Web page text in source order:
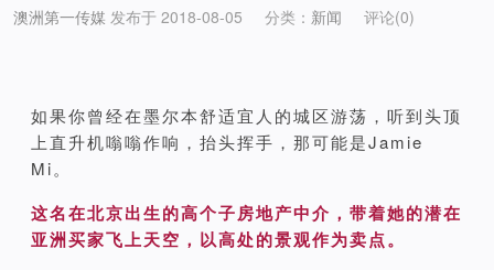
澳洲第一传媒 发布于 2018-08-05 分类： 新闻 评论(0)
如果你曾经在墨尔本舒适宜人的城区游荡，听到头顶
上直升机嗡嗡作响，抬头挥手，那可能是Jamie
Mi。
这名在北京出生的高个子房地产中介，带着她的潜在
亚洲买家飞上天空，以高处的景观作为卖点。